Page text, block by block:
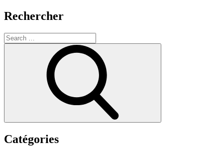
Rechercher
Search
for:
Catégories